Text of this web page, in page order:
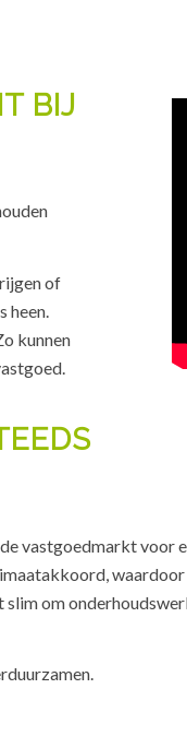
BIJ
of
heen.
kunnen
vastgoedmarkt voor
om